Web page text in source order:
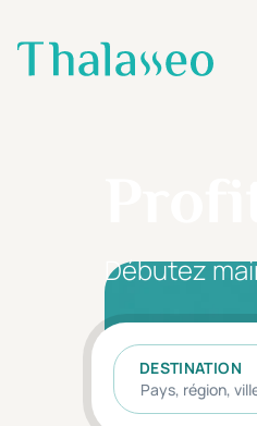
Aller au contenu principal
Débutez
DESTINATION